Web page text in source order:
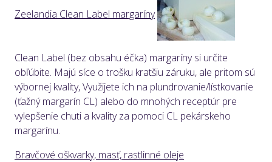
Zeelandia Clean Label margaríny
Clean Label (bez obsahu éčka) margaríny si určite
obľúbite. Majú síce o trošku kratšiu záruku, ale pritom sú
výbornej kvality, Využijete ich na plundrovanie/lístkovanie
(ťažný margarín CL) alebo do mnohých receptúr pre
vylepšenie chuti a kvality za pomoci CL pekárskeho
margarínu.
Bravčové oškvarky, masť, rastlinné oleje